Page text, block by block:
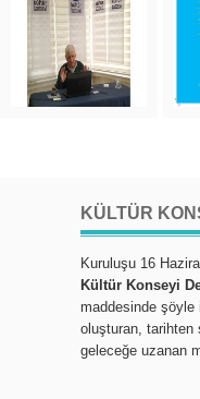
KÜLTÜR
Kuruluşu 16
Kültür Konseyi
maddesinde şöyle
oluşturan, tarihten
geleceğe uzanan